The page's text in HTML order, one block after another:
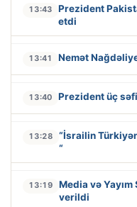
13:43
Prezident
etdi
13:41 Nemət
13:40 Prezident üç
13:28
“İsrailin
“
13:19
Media və
verildi